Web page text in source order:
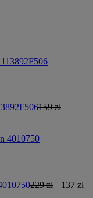
159 zł
229 zł
137 zł